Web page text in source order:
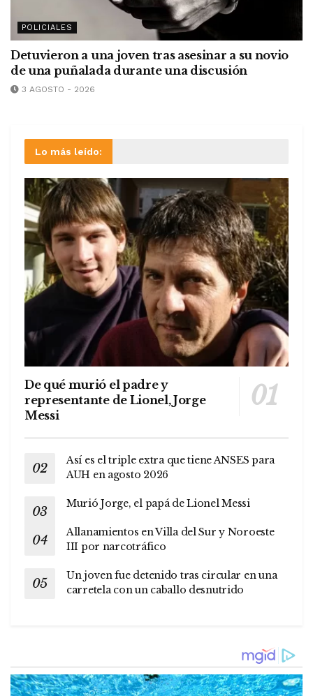
POLICIALES
Detuvieron a una joven tras asesinar a su novio
de una puñalada durante una discusión
3 AGOSTO - 2026
Lo más leído:
De qué murió el padre y
representante de Lionel, Jorge
Messi
Así es el triple extra que tiene ANSES para
AUH en agosto 2026
Murió Jorge, el papá de Lionel Messi
Allanamientos en Villa del Sur y Noroeste
III por narcotráfico
Un joven fue detenido tras circular en una
carretela con un caballo desnutrido